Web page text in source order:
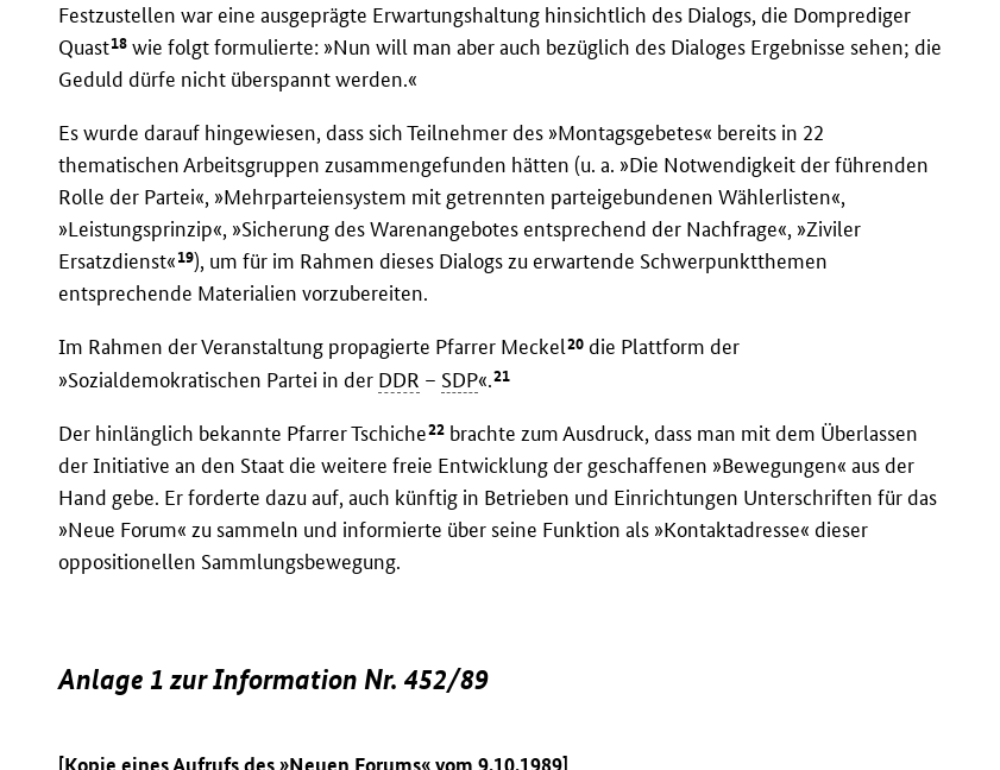
Festzustellen war eine ausgeprägte Erwartungshaltung hinsichtlich des Dialogs, die Domprediger
Quast18 wie folgt formulierte: »Nun will man aber auch bezüglich des Dialoges Ergebnisse sehen; die
Geduld dürfe nicht überspannt werden.«
Es wurde darauf hingewiesen, dass sich Teilnehmer des »Montagsgebetes« bereits in 22
thematischen Arbeitsgruppen zusammengefunden hätten (u. a. »Die Notwendigkeit der führenden
Rolle der Partei«, »Mehrparteiensystem mit getrennten parteigebundenen Wählerlisten«,
»Leistungsprinzip«, »Sicherung des Warenangebotes entsprechend der Nachfrage«, »Ziviler
Ersatzdienst«19), um für im Rahmen dieses Dialogs zu erwartende Schwerpunktthemen
entsprechende Materialien vorzubereiten.
Im Rahmen der Veranstaltung propagierte Pfarrer Meckel20 die Plattform der
»Sozialdemokratischen Partei in der DDR – SDP«.21
Der hinlänglich bekannte Pfarrer Tschiche22 brachte zum Ausdruck, dass man mit dem Überlassen
der Initiative an den Staat die weitere freie Entwicklung der geschaffenen »Bewegungen« aus der
Hand gebe. Er forderte dazu auf, auch künftig in Betrieben und Einrichtungen Unterschriften für das
»Neue Forum« zu sammeln und informierte über seine Funktion als »Kontaktadresse« dieser
oppositionellen Sammlungsbewegung.
Anlage 1 zur Information Nr. 452/89
[Kopie eines Aufrufs des »Neuen Forums« vom 9.10.1989]